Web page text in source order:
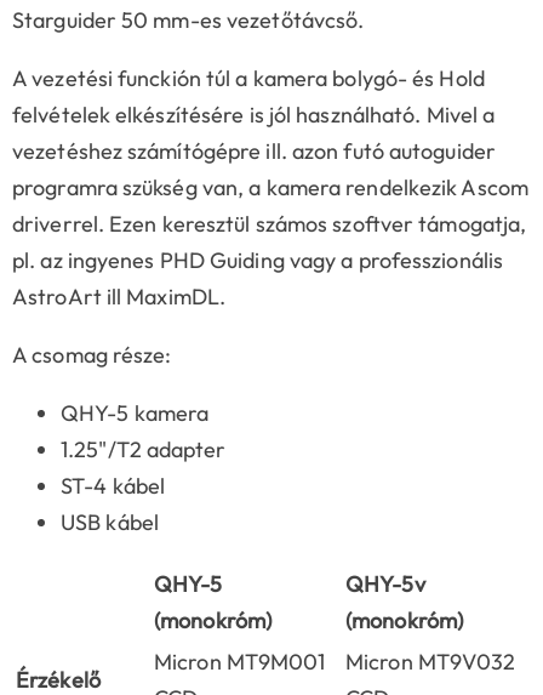
Starguider 50 mm-es vezetőtávcső.
A vezetési funckión túl a kamera bolygó- és Hold
felvételek elkészítésére is jól használható. Mivel a
vezetéshez számítógépre ill. azon futó autoguider
programra szükség van, a kamera rendelkezik Ascom
driverrel. Ezen keresztül számos szoftver támogatja,
pl. az ingyenes PHD Guidingvagy a professzionális
AstroArt ill MaximDL.
A csomag része:
QHY-5 kamera
1.25"/T2 adapter
ST-4 kábel
USB kábel
QHY-5
(monokróm)
QHY-5v
(monokróm)
Érzékelő
Micron MT9M001
Micron MT9V032